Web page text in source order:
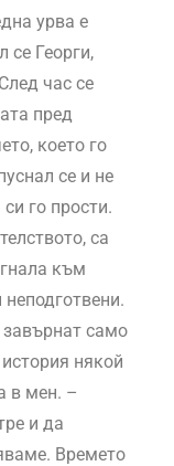
урва е
се Георги,
час се
пред
което го
се и не
го прости.
са
към
завърнат само
някой
в мен. –
и да
Времето